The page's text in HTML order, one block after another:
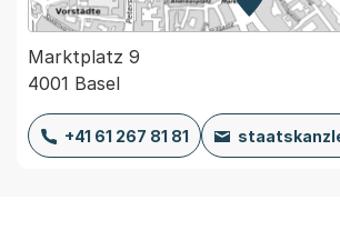
Zur Karte
Externer
Marktplatz 9
4001 Basel
+41 61 267 81 81